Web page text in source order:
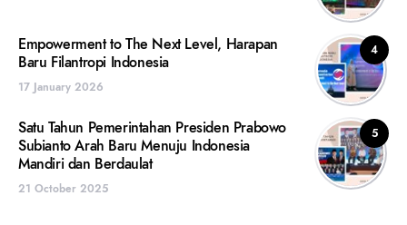
4
Empowerment to The Next Level, Harapan
Baru Filantropi Indonesia
17 January 2026
5
Satu Tahun Pemerintahan Presiden Prabowo
Subianto Arah Baru Menuju Indonesia
Mandiri dan Berdaulat
21 October 2025